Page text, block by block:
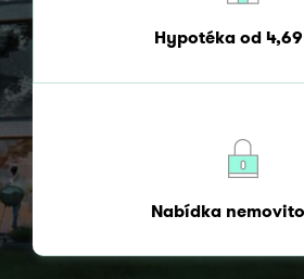
Hypotéka od
Nabídka